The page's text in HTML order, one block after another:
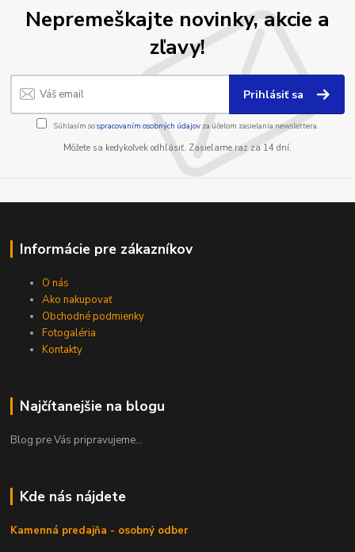
Nepremeškajte novinky, akcie a
zľavy!
Prihlásiť sa
Súhlasím sospracovaním osobných údajov za účelom zasielania newslettera.
Môžete sa kedykoľvek odhlásiť. Zasielame raz za 14 dní.
Informácie pre zákazníkov
O nás
Ako nakupovať
Obchodné podmienky
Fotogaléria
Kontakty
Najčítanejšie na blogu
Blog pre Vás pripravujeme...
Kde nás nájdete
Kamenná predajňa - osobný odber